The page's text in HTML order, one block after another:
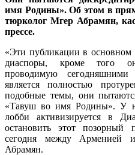
имя Родины». Об этом в
тюрколог Мгер Абрамян,
прессе.
«Эти публикации в основном
диаспоры, кроме того
проводимую сегодняшними
является полностью
подобные темы, они
«Тавуш во имя Родины». У
лобби активизируется в
остановить этот позорный
сегодня между Арменией
Абрамян.